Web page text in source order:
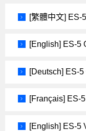
[繁體中文] ES-
[English] ES-5
[Deutsch] ES-5
[Français] ES-
[English] ES-5